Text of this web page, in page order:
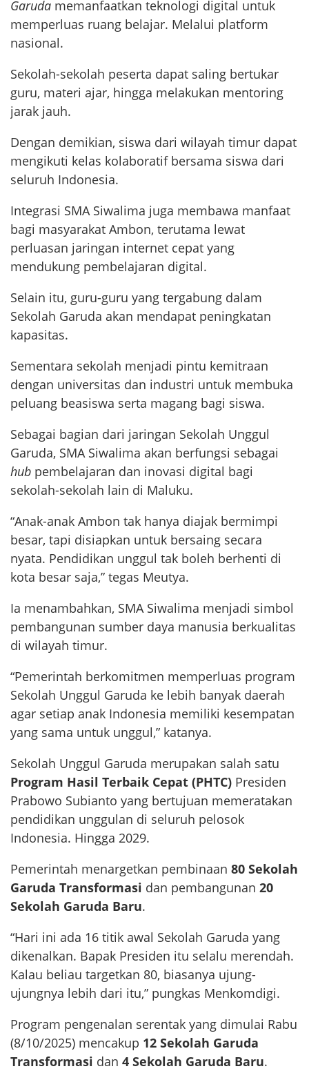
Garuda memanfaatkan teknologi digital untuk
memperluas ruang belajar. Melalui platform
nasional.
Sekolah-sekolah peserta dapat saling bertukar
guru, materi ajar, hingga melakukan mentoring
jarak jauh.
Dengan demikian, siswa dari wilayah timur dapat
mengikuti kelas kolaboratif bersama siswa dari
seluruh Indonesia.
Integrasi SMA Siwalima juga membawa manfaat
bagi masyarakat Ambon, terutama lewat
perluasan jaringan internet cepat yang
mendukung pembelajaran digital.
Selain itu, guru-guru yang tergabung dalam
Sekolah Garuda akan mendapat peningkatan
kapasitas.
Sementara sekolah menjadi pintu kemitraan
dengan universitas dan industri untuk membuka
peluang beasiswa serta magang bagi siswa.
Sebagai bagian dari jaringan Sekolah Unggul
Garuda, SMA Siwalima akan berfungsi sebagai
hub pembelajaran dan inovasi digital bagi
sekolah-sekolah lain di Maluku.
“Anak-anak Ambon tak hanya diajak bermimpi
besar, tapi disiapkan untuk bersaing secara
nyata. Pendidikan unggul tak boleh berhenti di
kota besar saja,” tegas Meutya.
Ia menambahkan, SMA Siwalima menjadi simbol
pembangunan sumber daya manusia berkualitas
di wilayah timur.
“Pemerintah berkomitmen memperluas program
Sekolah Unggul Garuda ke lebih banyak daerah
agar setiap anak Indonesia memiliki kesempatan
yang sama untuk unggul,” katanya.
Sekolah Unggul Garuda merupakan salah satu
Program Hasil Terbaik Cepat (PHTC) Presiden
Prabowo Subianto yang bertujuan memeratakan
pendidikan unggulan di seluruh pelosok
Indonesia. Hingga 2029.
Pemerintah menargetkan pembinaan 80 Sekolah
Garuda Transformasi dan pembangunan 20
Sekolah Garuda Baru.
“Hari ini ada 16 titik awal Sekolah Garuda yang
dikenalkan. Bapak Presiden itu selalu merendah.
Kalau beliau targetkan 80, biasanya ujung-
ujungnya lebih dari itu,” pungkas Menkomdigi.
Program pengenalan serentak yang dimulai Rabu
(8/10/2025) mencakup 12 Sekolah Garuda
Transformasi dan 4 Sekolah Garuda Baru.